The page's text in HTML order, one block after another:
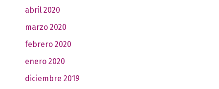
abril 2020
marzo 2020
febrero 2020
enero 2020
diciembre 2019